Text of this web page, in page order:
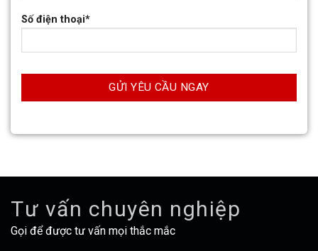
Số điện thoại*
Tư vấn chuyên nghiệp
Gọi để được tư vấn mọi thắc mắc